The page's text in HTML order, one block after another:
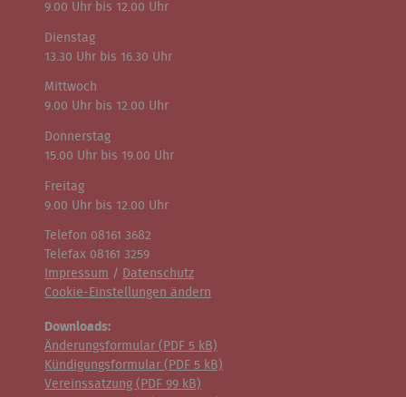
9.00 Uhr bis 12.00 Uhr
Dienstag
13.30 Uhr bis 16.30 Uhr
Mittwoch
9.00 Uhr bis 12.00 Uhr
Donnerstag
15.00 Uhr bis 19.00 Uhr
Freitag
9.00 Uhr bis 12.00 Uhr
Telefon 08161 3682
Telefax 08161 3259
Impressum /
Datenschutz
Cookie-Einstellungen ändern
Downloads:
Änderungsformular ( PDF 5 kB)
Kündigungsformular ( PDF 5 kB)
Vereinssatzung ( PDF 99 kB)